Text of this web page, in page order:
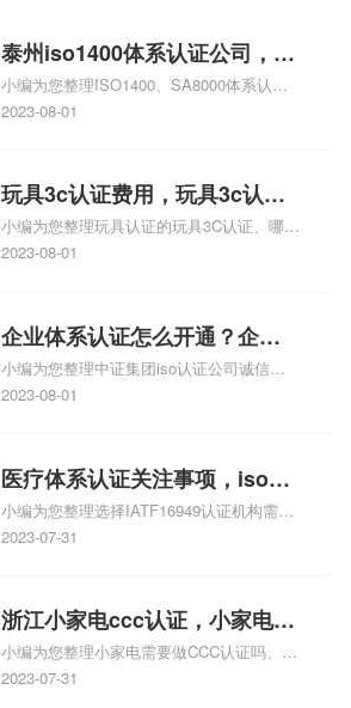
泰州iso1400体系认证公司，泰
州iso1400体系认证
小编为您整理ISO1400、SA8000体系认
证、ISO1400、SA8000是什么体系认证、
州做ISO9000认证哪家咨询公司最好相关iso
体系认证知识，详情可查看下方正文！
2023-08-01
玩具3c认证费用，玩具3c认证
流程费用
小编为您整理玩具认证的玩具3C认证、哪些
玩具3c认证玩具3c认证标准、奥特曼玩具3c
认证知识，详情可查看下方正文！
2023-08-01
企业体系认证怎么开通？企业
家认证怎么开通？
小编为您整理中证集团iso认证公司诚信通
怎么开通、中证集团网怎么开通中证集团
三体系怎么认证最快相关iso体系认证知
识，详情可查看下方正文！
2023-08-01
医疗体系认证关注事项，iso体
系关注重点
小编为您整理选择IATF16949认证机构需要
重点关注哪些事项、ISO13485医疗体系认
行业的认证、质量管理体系以什么为关注焦
点关注输出关注绩效相关iso体系认证知
识，详情可查看下方正文！
2023-07-31
浙江小家电ccc认证，小家电
ccc认证
小编为您整理小家电需要做CCC认证吗、小
家电ccc认证有没有要求电源线阻燃、小家
2023-07-31